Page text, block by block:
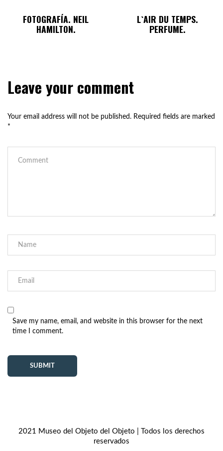
FOTOGRAFÍA. NEIL
HAMILTON.
L`AIR DU TEMPS.
PERFUME.
Leave your comment
Your email address will not be published. Required fields are marked
*
Save my name, email, and website in this browser for the next
time I comment.
2021 Museo del Objeto del Objeto | Todos los derechos
reservados